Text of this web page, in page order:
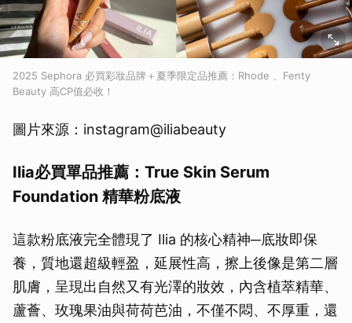
2025 Sephora 必買彩妝品牌＋夏季限定品推薦：Rhode 、Fenty
Beauty 高CP值必收！
圖片來源：instagram@iliabeauty
Ilia必買單品推薦：True Skin Serum
Foundation 精華粉底液
這款粉底液完全體現了 Ilia 的核心精神─底妝即保
養，質地還超級輕盈，延展性高，擦上後像是第二層
肌膚，呈現出自然又有光澤的妝效，內含植萃精華、
蘆薈、玫瑰果油與荷荷芭油，不僅不悶、不厚重，還